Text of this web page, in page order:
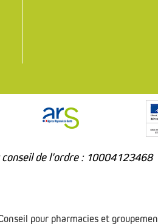
de l'ordre : 10004123468
pour pharmacies et